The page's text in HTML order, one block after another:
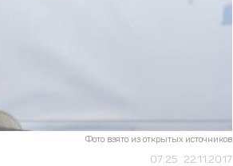
Фото взято из открытых источников
07:25 22.11.2017